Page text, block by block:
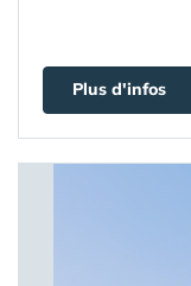
Plus d'infos